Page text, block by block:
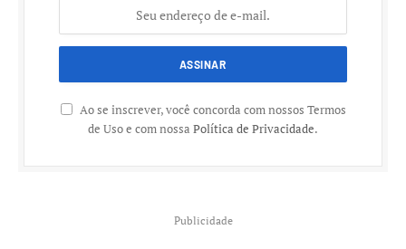
Ao se inscrever, você concorda com nossos Termos
de Uso e com nossa Política de Privacidade.
Publicidade